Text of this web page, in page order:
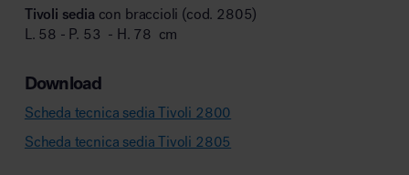
Tivoli sedia con braccioli (cod. 2805)
L. 58 - P. 53 - H. 78 cm
Download
Scheda tecnica sedia Tivoli 2800
Scheda tecnica sedia Tivoli 2805